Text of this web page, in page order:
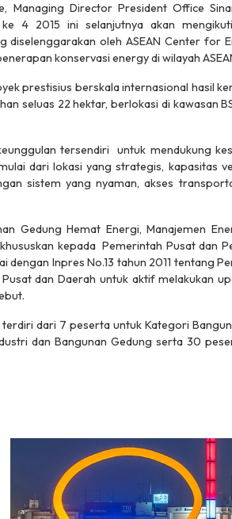
Managing Director President Office
4 2015 ini selanjutnya akan
diselenggarakan oleh ASEAN Center for
konservasi energy di wilayah
prestisius berskala internasional hasil
seluas 22 hektar, berlokasi di kawasan
tersendiri untuk mendukung
dari lokasi yang strategis, kapasitas
sistem yang nyaman, akses
Gedung Hemat Energi, Manajemen
kepada Pemerintah Pusat dan
Inpres No.13 tahun 2011 tentang
dan Daerah untuk aktif melakukan
dari 7 peserta untuk Kategori
dan Bangunan Gedung serta 30